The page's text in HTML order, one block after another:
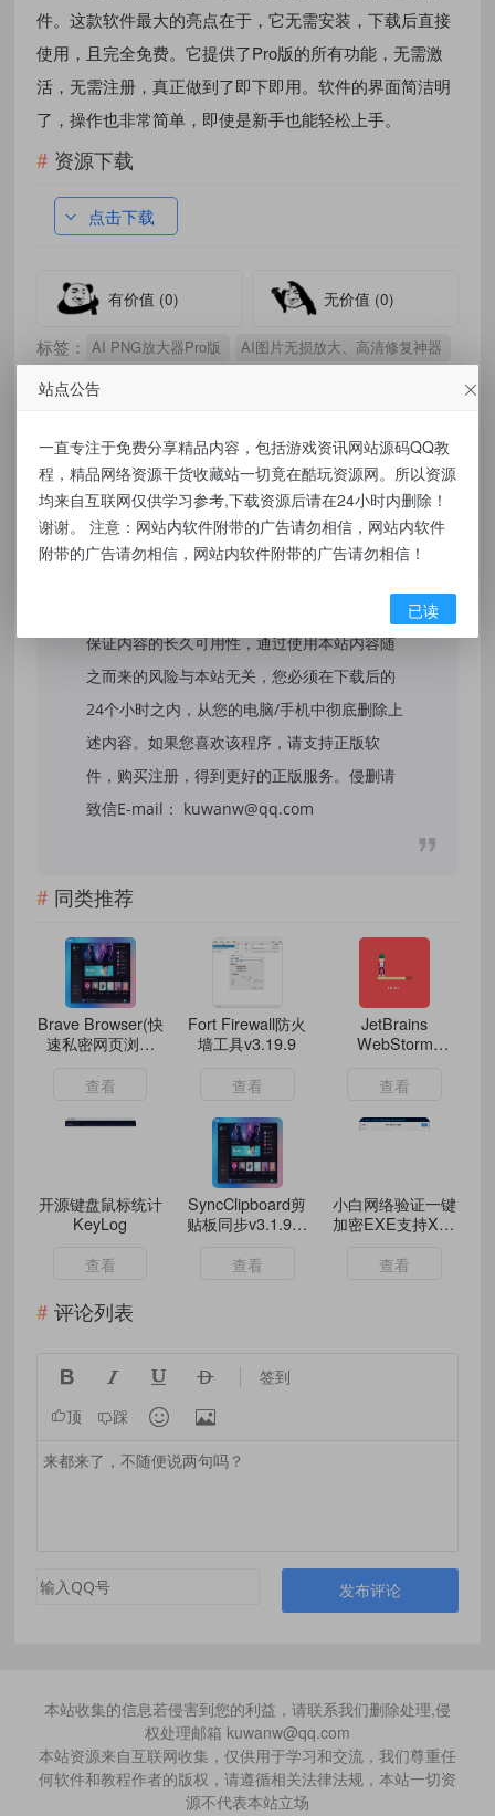
件。这款软件最大的亮点在于，它无需安装，下载后直接
使用，且完全免费。它提供了Pro版的所有功能，无需激
活，无需注册，真正做到了即下即用。软件的界面简洁明
了，操作也非常简单，即使是新手也能轻松上手。
资源下载
点击下载
有价值 (0) 无价值 (0)
标签： AI PNG放大器Pro版 AI图片无损放大、高清修复神器
免责声明：
本站提供的资源，都来自网络，版权争议与本
站无关，所有内容及软件的文章仅限用于学习
保证内容的长久可用性，通过使用本站内容随
之而来的风险与本站无关，您必须在下载后的
24个小时之内，从您的电脑/手机中彻底删除上
述内容。如果您喜欢该程序，请支持正版软
件，购买注册，得到更好的正版服务。侵删请
致信E-mail： kuwanw@qq.com
同类推荐
Brave Browser(快
速私密网页浏览
文绿色版
查看
Fort Firewall防火
墙工具v3.19.9
查看
JetBrains
WebStorm
查看
开源键盘鼠标统计
KeyLog
查看
SyncClipboard剪
贴板同步v3.1.9绿
查看
小白网络验证一键
加密EXE支持X32
查看
评论列表
    签到
顶 踩  
发布评论
本站收集的信息若侵害到您的利益，请联系我们删除处理,侵
权处理邮箱 kuwanw@qq.com
本站资源来自互联网收集，仅供用于学习和交流，我们尊重任
何软件和教程作者的版权，请遵循相关法律法规，本站一切资
源不代表本站立场
站点公告
一直专注于免费分享精品内容，包括游戏资讯网站源码QQ教
程，精品网络资源干货收藏站一切竟在酷玩资源网。所以资源
均来自互联网仅供学习参考,下载资源后请在24小时内删除！
谢谢。 注意：网站内软件附带的广告请勿相信，网站内软件
附带的广告请勿相信，网站内软件附带的广告请勿相信！
已读